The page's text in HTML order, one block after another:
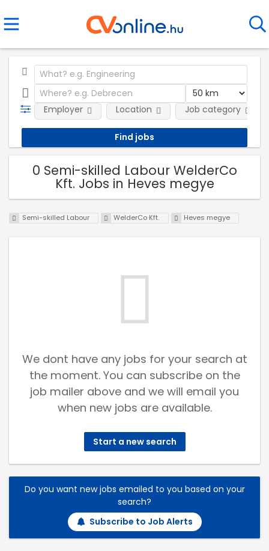
Employer Location Job category
0 Semi-skilled Labour WelderCo
Kft. Jobs in Heves megye
Semi-skilled Labour WelderCo Kft. Heves megye
We dont have any jobs for your search at
the moment. You can subscribe on the
job mailer above and we will email you
when new jobs are available.
Start a new search
Do you want new jobs emailed to you based on your
search?
Subscribe to Job Alerts